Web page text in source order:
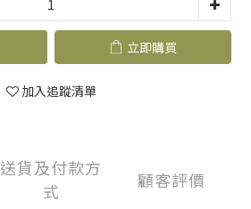
立即購買
加入追蹤清單
送貨及付款方
式
顧客評價